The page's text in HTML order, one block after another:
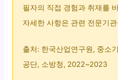
필자의 직접 경험과 취재를
자세한 사항은 관련 전문기
출처: 한국산업연구원, 중소
공단, 소방청, 2022~2023